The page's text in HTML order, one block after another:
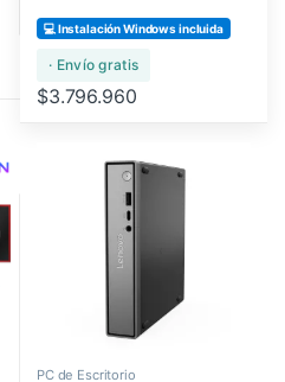
💻 Instalación Windows incluida
· Envío gratis
$3.796.960
PC de Escritorio